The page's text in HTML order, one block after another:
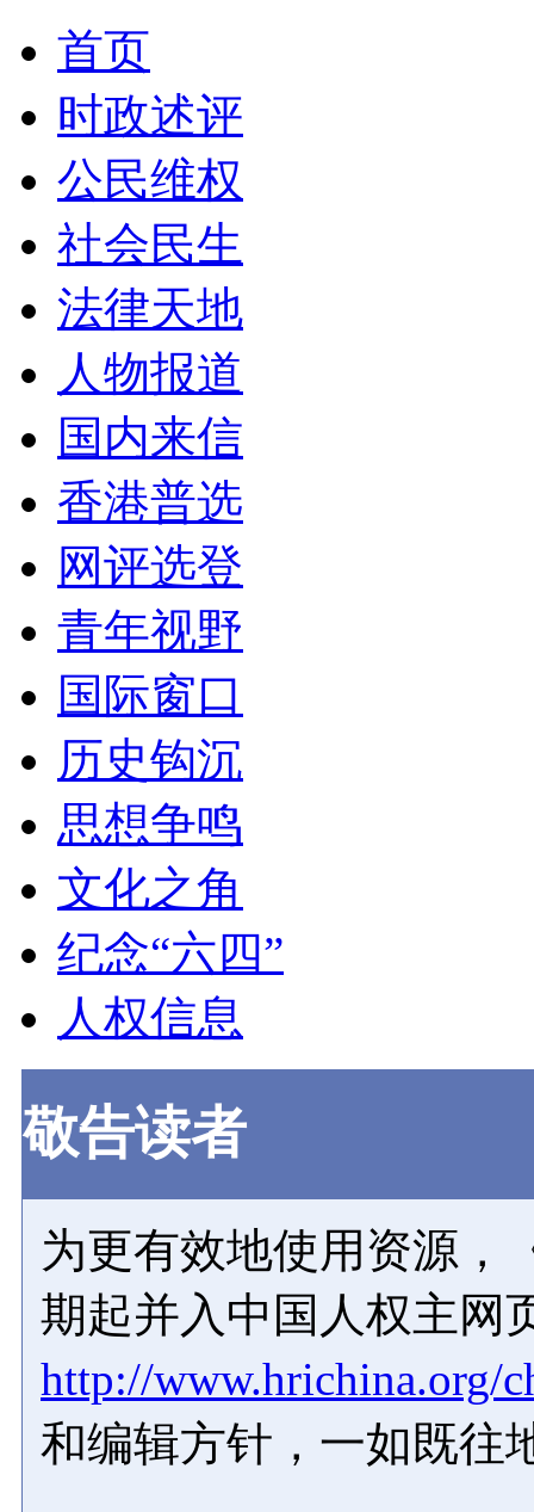
首页
时政述评
公民维权
社会民生
法律天地
人物报道
国内来信
香港普选
网评选登
青年视野
国际窗口
历史钩沉
思想争鸣
文化之角
纪念“六四”
人权信息
敬告读者
为更有效地使用资源，
期起并入中国人权主网
http://www.hrichina.org/
和编辑方针，一如既往